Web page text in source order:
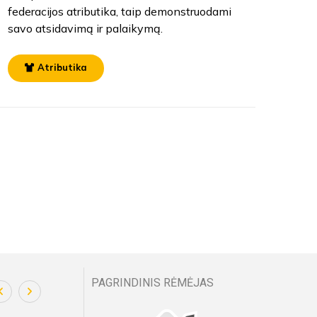
federacijos atributika, taip demonstruodami
savo atsidavimą ir palaikymą.
Atributika
PAGRINDINIS RĖMĖJAS